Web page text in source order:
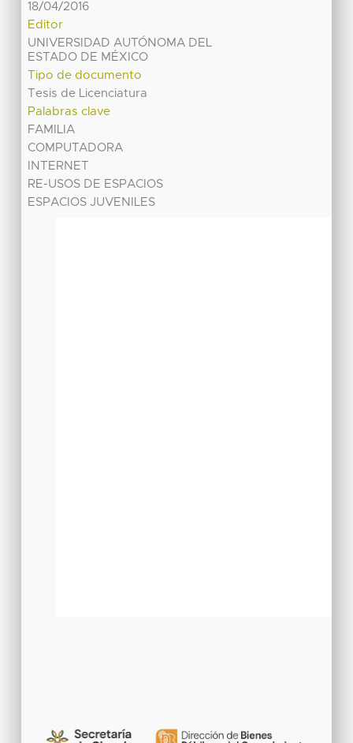
18/04/2016
Editor
UNIVERSIDAD AUTÓNOMA DEL
ESTADO DE MÉXICO
Tipo de documento
Tesis de Licenciatura
Palabras clave
FAMILIA
COMPUTADORA
INTERNET
RE-USOS DE ESPACIOS
ESPACIOS JUVENILES